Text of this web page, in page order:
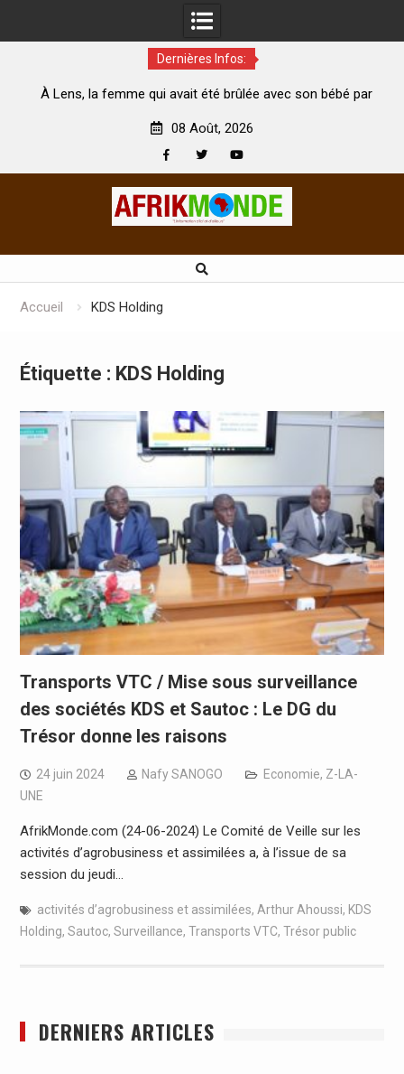
Dernières Infos:
qui avait été brûlée avec son bébé par
Coopération: Le
08 Août, 2026
Accueil KDS Holding
Étiquette : KDS Holding
Transports VTC / Mise sous surveillance
des sociétés KDS et Sautoc : Le DG du
Trésor donne les raisons
24 juin 2024 Nafy SANOGO Economie, Z-LA-
UNE
AfrikMonde.com (24-06-2024) Le Comité de Veille sur les
activités d’agrobusiness et assimilées a, à l’issue de sa
session du jeudi…
activités d’agrobusiness et assimilées, Arthur Ahoussi, KDS
Holding, Sautoc, Surveillance, Transports VTC, Trésor public
DERNIERS ARTICLES